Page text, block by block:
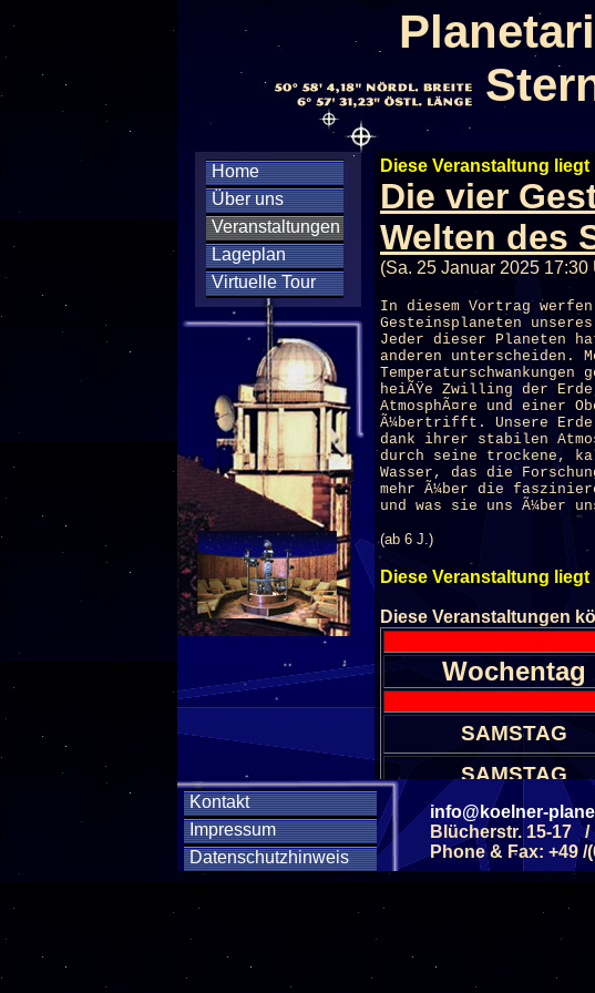
Home
Über uns
Veranstaltungen
Lageplan
Virtuelle Tour
Kontakt
Impressum
Datenschutzhinweis
Diese Veranstaltung
Die vier
Welten des
(Sa. 25 Januar 2025 17:30
In diesem Vortrag
Gesteinsplaneten
Jeder dieser Planeten
anderen unterscheiden.
heiÃŸe Zwilling der
AtmosphÃ¤re und einer
Ã¼bertrifft. Unsere
dank ihrer stabilen
durch seine trockene,
Wasser, das die
mehr Ã¼ber die
und was sie uns Ã¼ber
(ab 6 J.)
Diese Veranstaltung
Diese Veranstaltungen
Wochentag
SAMSTAG
SAMSTAG
SAMSTAG
SAMSTAG
info@koelner-
Blücherstr. 15-17
Phone & Fax: +49 /